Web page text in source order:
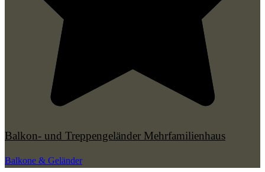
Balkon- und Treppengeländer Mehrfamilienhaus
Balkone & Geländer